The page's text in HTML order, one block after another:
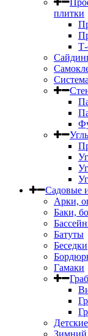
плитки
Садовые
Арки,
Баки,
Батуты
Беседки
Гамаки
Зимний